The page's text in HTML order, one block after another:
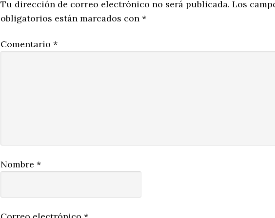
Tu dirección de correo electrónico no será publicada. Los
obligatorios están marcados con *
Comentario *
Nombre *